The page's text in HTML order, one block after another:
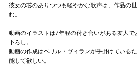
彼女の芯のありつつも軽やかな歌声は、作品の
む。
動画のイラストは7年程の付き合いがある友人で
下ろし。
動画の作成はベリル・ヴィランが手掛けている
能して欲しい。